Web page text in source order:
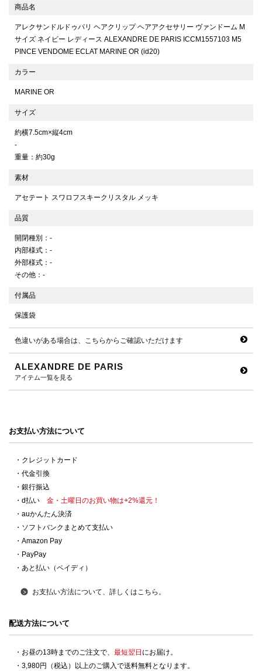
商品名
アレクサンドルドゥパリ ヘアクリップ ヘアアクセサリー ヴァンドーム M
サイズ ネイビー レディース ALEXANDRE DE PARIS ICCM1557103 M5
PINCE VENDOME ECLAT MARINE OR (id20)
カラー
MARINE OR
サイズ
約横7.5cm×縦4cm
-
重量：約30g
素材
アセテート スワロフスキークリスタル メッキ
品質
開閉種別：-
内部様式：-
外部様式：-
その他：-
付属品
保護袋
色違いがある場合は、こちらからご確認いただけます
ALEXANDRE DE PARIS
アイテム一覧を見る
お支払い方法について
・クレジットカード
・代金引換
・銀行振込
・d払い 金・土曜日のお買い物は+2%還元！
・auかんたん決済
・ソフトバンクまとめて支払い
・Amazon Pay
・PayPay
・あと払い（ペイディ）
お支払い方法について、詳しくはこちら。
配送方法について
・お昼の13時までのご注文で、 最短翌日 にお届け。
・3,980円（税込）以上のご購入で送料無料となります。